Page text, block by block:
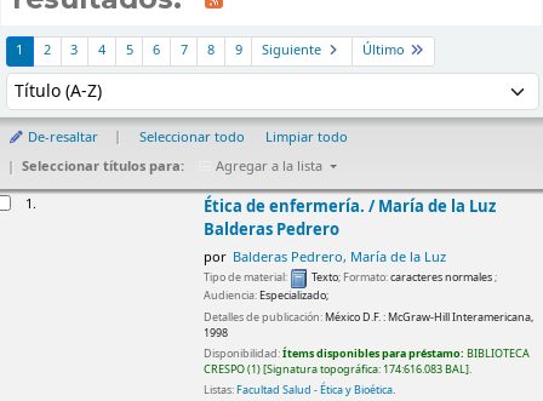
1 2 3 4 5 6 7 8 9 Siguiente Último
Ordenar por:
De-resaltar Seleccionar todo
Limpiar todo
Seleccionar títulos para:
Agregar a la lista
1. Ética de enfermería. /María de la Luz
Balderas Pedrero
por Balderas Pedrero, María de la Luz
Tipo de material: Texto; Formato:caracteres normales;
Audiencia:Especializado;
Detalles de publicación:México D.F. :McGraw-Hill Interamericana,
1998
Disponibilidad:Ítems disponibles para préstamo: BIBLIOTECA
CRESPO(1) Signatura topográfica: 174:616.083 BAL .
Listas:Facultad Salud - Ética y Bioética.